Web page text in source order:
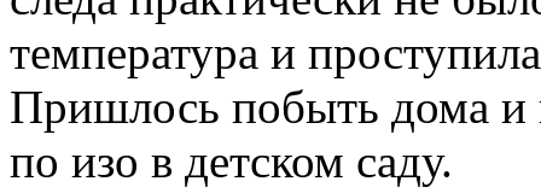
температура и
Пришлось побыть дома и
по изо в детском саду.